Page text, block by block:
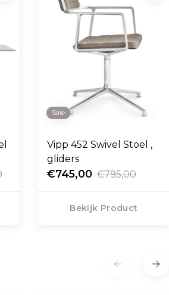
Sale
Vipp 452 Swivel Stoel ,
gliders
€745,00 €795,00
Bekijk Product